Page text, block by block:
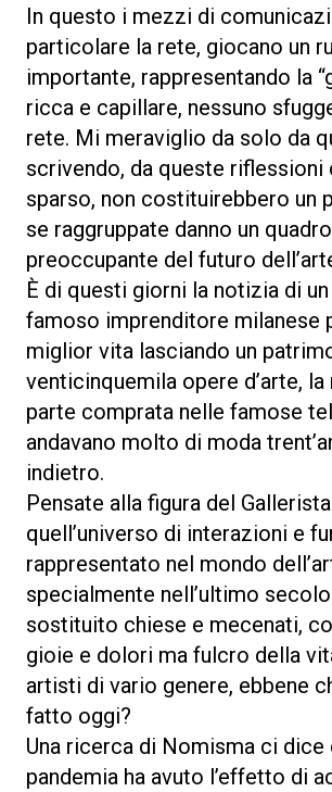
In questo i mezzi di
particolare la rete, giocano un
importante, rappresentando la
ricca e capillare, nessuno
rete. Mi meraviglio da solo da
scrivendo, da queste riflessioni
sparso, non costituirebbero un
se raggruppate danno un quadro
preoccupante del futuro
È di questi giorni la notizia di
famoso imprenditore milanese
miglior vita lasciando un
venticinquemila opere d’arte, la
parte comprata nelle famose
andavano molto di moda
indietro.
Pensate alla figura del
quell’universo di interazioni e
rappresentato nel mondo
specialmente nell’ultimo
sostituito chiese e mecenati,
gioie e dolori ma fulcro della
artisti di vario genere, ebbene
fatto oggi?
Una ricerca di Nomisma ci dice
pandemia ha avuto l’effetto di